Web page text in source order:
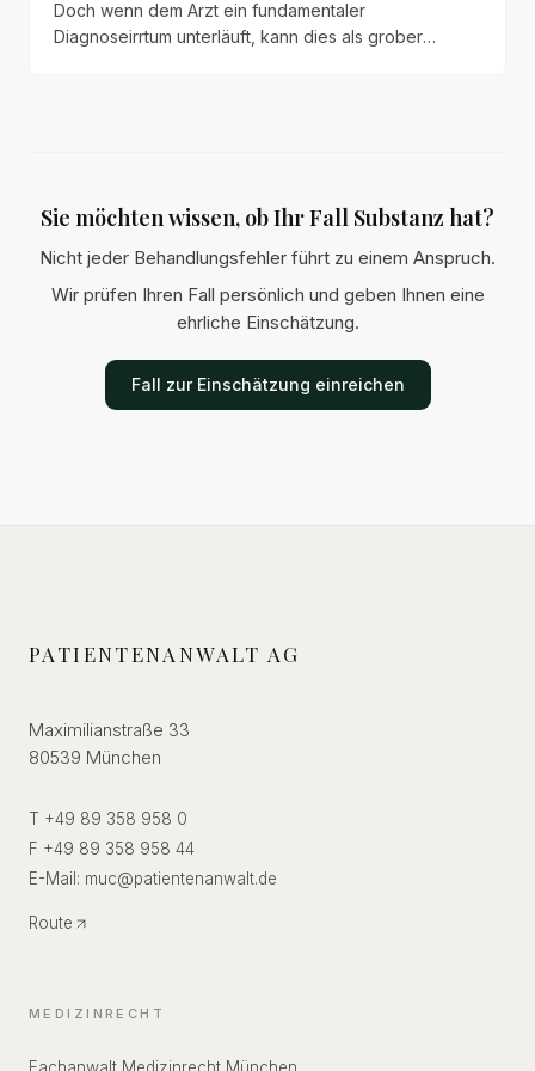
Doch wenn dem Arzt ein fundamentaler
Diagnoseirrtum unterläuft, kann dies als grober
Sie möchten wissen, ob Ihr Fall Substanz hat?
Nicht jeder Behandlungsfehler führt zu einem Anspruch.
Wir prüfen Ihren Fall persönlich und geben Ihnen eine
ehrliche Einschätzung.
Fall zur Einschätzung einreichen
PATIENTENANWALT AG
Maximilianstraße 33
80539 München
T +49 89 358 958 0
F +49 89 358 958 44
E-Mail: muc@patientenanwalt.de
Route
MEDIZINRECHT